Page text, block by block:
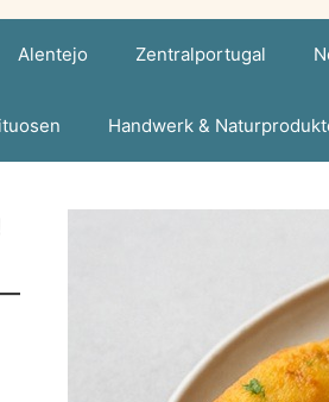
Alentejo Zentralportugal
Handwerk &